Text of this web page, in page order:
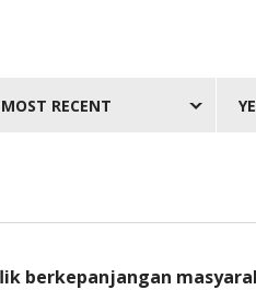
MOST RECENT
berkepanjangan